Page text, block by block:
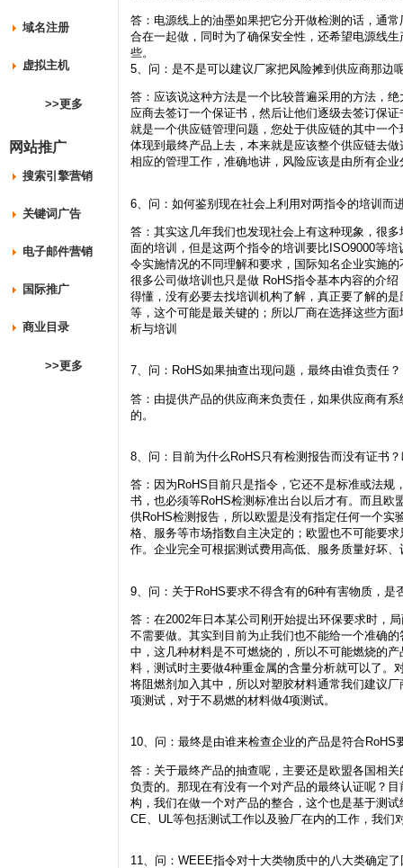
域名注册
虚拟主机
>>更多
网站推广
搜索引擎营销
关键词广告
电子邮件营销
国际推广
商业目录
>>更多
答：电源线上的油墨如果把它分开做检测的话，通
合在一起做，同时为了确保安全性，还希望电源线
些。
5、问：是不是可以建议厂家把风险摊到供应商那边
答：应该说这种方法是一个比较普遍采用的方法，
应商去签订一个保证书，然后让他们逐级去签订保
就是一个供应链管理问题，您处于供应链的其中一
体现到最终产品上去，本来就是应该整个供应链去
相应的管理工作，准确地讲，风险应该是由所有企业
6、问：如何鉴别现在社会上利用对两指令的培训而
答：其实这几年我们也发现社会上有这种现象，很
面的培训，但是这两个指令的培训要比ISO9000等
令实施情况的不同理解和要求，国际知名企业实施
很多公司做培训也只是做 RoHS指令基本内容的介
得懂，没有必要去找培训机构了解，真正要了解的
等，这个可能是最关键的；所以厂商在选择这些方
析与培训
7、问：RoHS如果抽查出现问题，最终由谁负责任？
答：由提供产品的供应商来负责任，如果供应商有
的。
8、问：目前为什么RoHS只有检测报告而没有证书
答：因为RoHS目前只是指令，它还不是标准或法
书，也必须等RoHS检测标准出台以后才有。而且
供RoHS检测报告，所以欧盟是没有指定任何一个
格、服务等市场指数自主决定的；欧盟也不可能要
作。企业完全可根据测试费用高低、服务质量好坏
9、问：关于RoHS要求不得含有的6种有害物质，是
答：在2002年日本某公司刚开始提出环保要求时，
不需要做。其实到目前为止我们也不能给一个准确
中，这几种材料是不可燃烧的，所以不可能燃烧的
料，测试时主要做4种重金属的含量分析就可以了。
将阻燃剂加入其中，所以对塑胶材料通常我们建议
项测试，对于不易燃的材料做4项测试。
10、问：最终是由谁来检查企业的产品是符合
答：关于最终产品的抽查呢，主要还是欧盟各国相
负责的。那现在有没有一个对产品的最终认证呢？
构，我们在做一个对产品的整合，这个也是基于测
CE、UL等包括测试工作以及验厂在内的工作，我
11、问：WEEE指令对十大类物质中的八大类确定